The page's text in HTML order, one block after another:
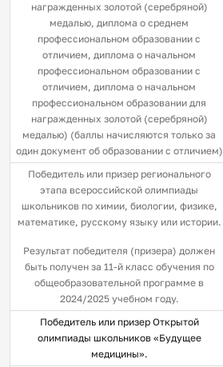
награжденных золотой (серебряной)
медалью, диплома о среднем
профессиональном образовании с
отличием, диплома о начальном
профессиональном образовании с
отличием, диплома о начальном
профессиональном образовании для
награжденных золотой (серебряной)
медалью) (баллы начисляются только за
один документ об образовании с отличием)
Победитель или призер регионального
этапа всероссийской олимпиады
школьников по химии, биологии, физике,
математике, русскому языку или истории.
Результат победителя (призера) должен
быть получен за 11-й класс обучения по
общеобразовательной программе в
2024/2025 учебном году.
Победитель или призер Открытой
олимпиады школьников «Будущее
медицины».